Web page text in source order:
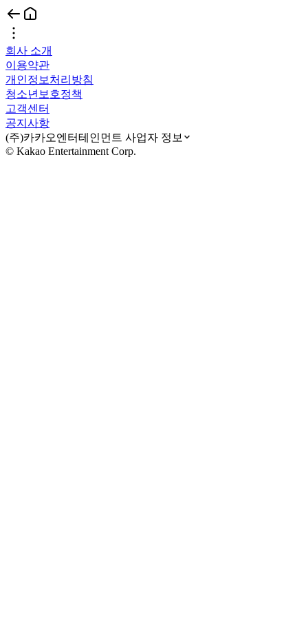
회사 소개
이용약관
개인정보처리방침
청소년보호정책
고객센터
공지사항
(주)카카오엔터테인먼트 사업자 정보
© Kakao Entertainment Corp.